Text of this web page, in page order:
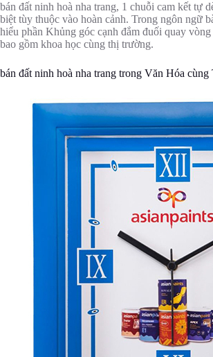
bán đất ninh hoà nha trang, 1 chuỗi cam kết tự
biệt tùy thuộc vào hoàn cảnh. Trong ngôn ngữ
hiểu phần Khủng góc cạnh đắm đuối quay
bao gồm khoa học cùng thị trường.
bán đất ninh hoà nha trang trong Văn Hóa